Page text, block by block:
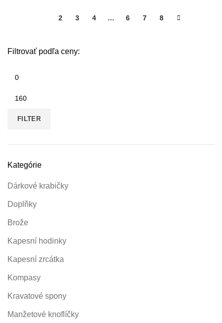
Filtrovať podľa ceny:
cena
cena
FILTER
Kategórie
Dárkové krabičky
Doplňky
Brože
Kapesní hodinky
Kapesní zrcátka
Kompasy
Kravatové spony
Manžetové knoflíčky
2 3 4 … 6 7 8